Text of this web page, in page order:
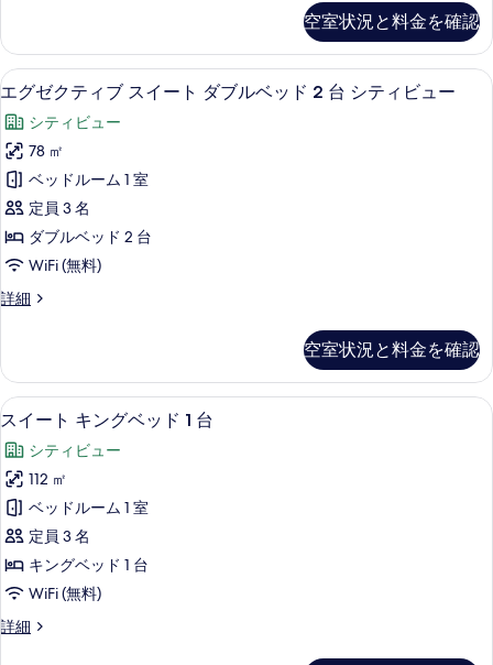
す
る
ト
キ
ン
グ
ベ
ッ
ド
1
台
シ
ビ
ュ
ー
の
す
べ
て
の
写
真
テ
ィ
ブ
イ
ー
ト
キ
ン
グ
ベ
ッ
1
テ
ィ
ビ
ュ
ー
の
詳
細
空室状況と料金を確認
エ
グ
ゼ
ク
テ
ィ
ブ
ス
イ
ト
ダ
ブ
ル
ベ
ッ
ド
2
台
シ
15
エグゼクティブ スイート ダブルベッド 2 台 シティビュー
シティビュー
78 ㎡
ベッドルーム 1 室
定員 3 名
ダブルベッド 2 台
WiFi (無料)
詳細
エ
テ
ィ
ブ
イ
ー
ト
ダ
ブ
ル
ベ
ッ
2
空室状況と料金を確認
ス
イ
ー
ト
キ
ン
グ
ベ
ッ
エジプト綿のシーツ、高級寝具、ミ
15
スイート キングベッド 1 台
シティビュー
112 ㎡
ベッドルーム 1 室
定員 3 名
キングベッド 1 台
WiFi (無料)
詳細
ス